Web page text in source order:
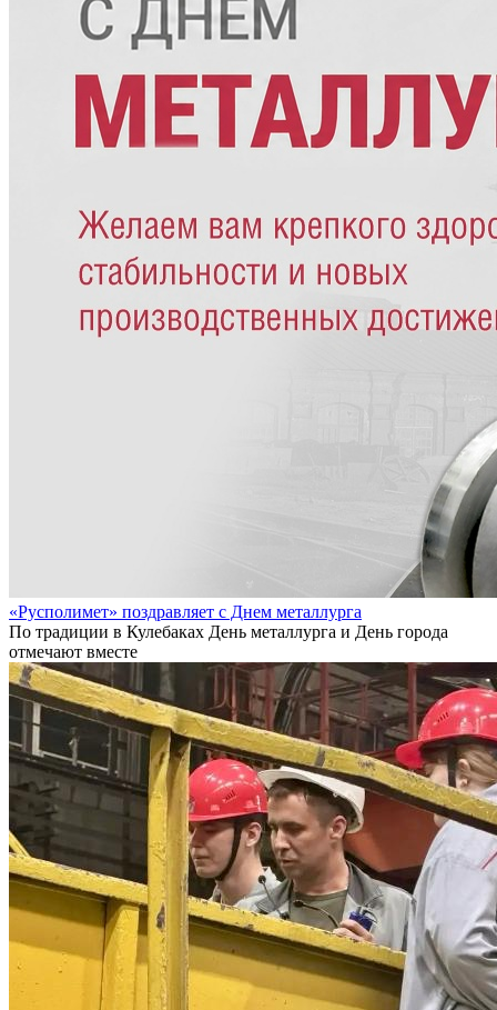
«Русполимет» поздравляет с Днем металлурга
По традиции в Кулебаках День металлурга и День города
отмечают вместе